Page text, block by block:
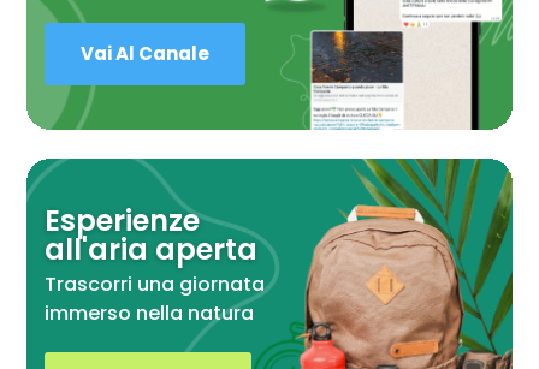
Vai Al Canale
Esperienze
all'aria aperta
Trascorri una giornata
immerso nella natura